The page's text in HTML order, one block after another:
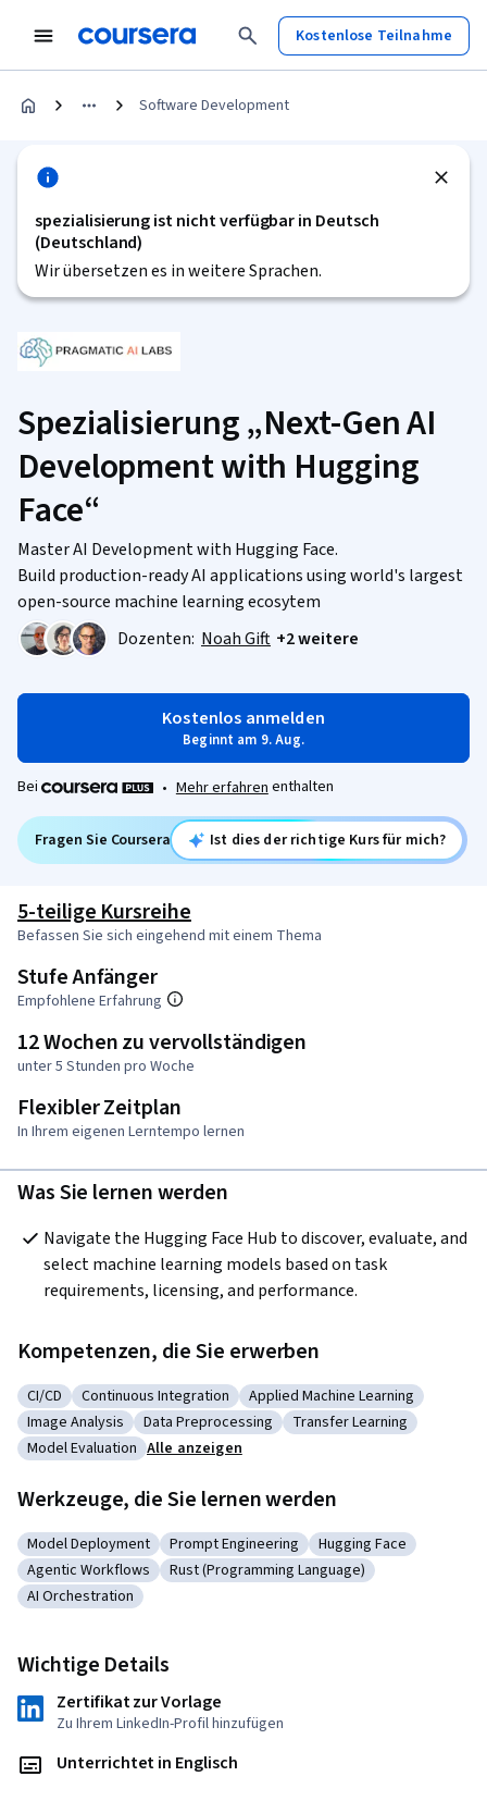
Kostenlose Teilnahme
Software Development
spezialisierung ist nicht verfügbar in Deutsch
(Deutschland)
Wir übersetzen es in weitere Sprachen.
Spezialisierung „Next-Gen AI
Development with Hugging
Face“
Master AI Development with Hugging Face.
Build production-ready AI applications using world's largest
open-source machine learning ecosytem
Dozenten: Noah Gift +2 weitere
Kostenlos anmelden
Beginnt am 9. Aug.
Bei • Mehr erfahren enthalten
Fragen Sie Coursera Ist dies der richtige Kurs für mich?
5-teilige Kursreihe
Befassen Sie sich eingehend mit einem Thema
Stufe Anfänger
Empfohlene Erfahrung
12 Wochen zu vervollständigen
unter 5 Stunden pro Woche
Flexibler Zeitplan
In Ihrem eigenen Lerntempo lernen
Was Sie lernen werden
Navigate the Hugging Face Hub to discover, evaluate, and
select machine learning models based on task
requirements, licensing, and performance.
Kompetenzen, die Sie erwerben
Kategorie: CI/CD
CI/CD Kategorie: Continuous Integration
Continuous Integration Kategorie: Applied Machine
Applied Machine Learning
Kategorie: Image Analysis
Image Analysis Kategorie: Data Preprocessing
Data Preprocessing Kategorie: Transfer
Transfer Learning
Kategorie: Model Evaluation
Model Evaluation Alle anzeigen
Werkzeuge, die Sie lernen werden
Kategorie: Model Deployment
Model Deployment Kategorie: Prompt Engineering
Prompt Engineering Kategorie: Hugging
Hugging Face
Kategorie: Agentic Workflows
Agentic Workflows Kategorie: Rust (Programming Language)
Rust (Programming Language)
Kategorie: AI Orchestration
AI Orchestration
Wichtige Details
Zertifikat zur Vorlage
Zu Ihrem LinkedIn-Profil hinzufügen
Unterrichtet in Englisch